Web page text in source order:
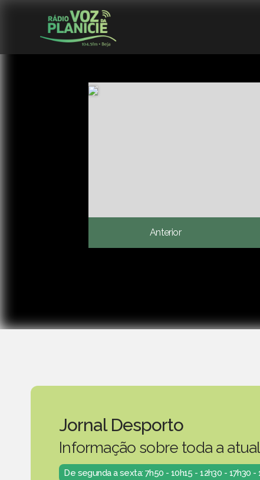
Anterior
Jornal Desporto
Informação sobre toda a
De segunda a sexta: 7h50 - 10h15 - 12h30 - 17h30 -